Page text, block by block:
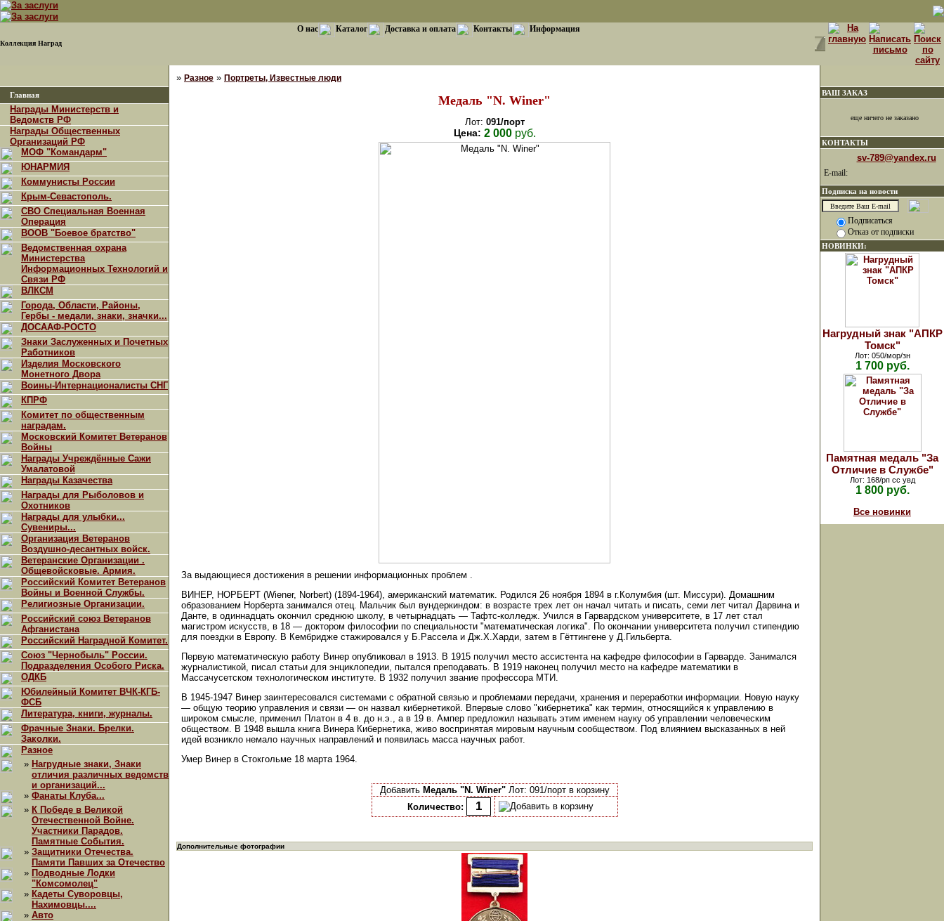
Коллекция Наград
О нас Каталог Доставка и оплата Контакты Информация
Главная
Награды Министерств и
Ведомств РФ
Награды Общественных
Организаций РФ
МОФ "Командарм"
ЮНАРМИЯ
Коммунисты России
Крым-Севастополь.
СВО Специальная Военная
Операция
ВООВ "Боевое братство"
Ведомственная охрана
Министерства
Информационных Технологий и
Связи РФ
ВЛКСМ
Города, Области, Районы,
Гербы - медали, знаки, значки...
ДОСААФ-РОСТО
Знаки Заслуженных и Почетных
Работников
Изделия Московского
Монетного Двора
Воины-Интернационалисты СНГ
КПРФ
Комитет по общественным
наградам.
Московский Комитет Ветеранов
Войны
Награды Учреждённые Сажи
Умалатовой
Награды Казачества
Награды для Рыболовов и
Охотников
Награды для улыбки...
Сувениры...
Организация Ветеранов
Воздушно-десантных войск.
Ветеранские Организации .
Общевойсковые. Армия.
Российский Комитет Ветеранов
Войны и Военной Службы.
Религиозные Организации.
Российский союз Ветеранов
Афганистана
Российский Наградной Комитет.
Союз "Чернобыль" России.
Подразделения Особого Риска.
ОДКБ
Юбилейный Комитет ВЧК-КГБ-
ФСБ
Литература, книги, журналы.
Фрачные Знаки. Брелки.
Заколки.
Разное
» Нагрудные знаки, Знаки
отличия различных ведомств
и организаций...
» Фанаты Клуба...
» К Победе в Великой
Отечественной Войне.
Участники Парадов.
Памятные События.
» Защитники Отечества.
Памяти Павших за Отечество
» Подводные Лодки
"Комсомолец"
» Кадеты Суворовцы,
Нахимовцы....
» Авто
» Разное » Портреты, Известные люди
Медаль "N. Winer"
Лот: 091/порт
Цена: 2 000руб.
За выдающиеся достижения в решении информационных проблем .
ВИНЕР, НОРБЕРТ (Wiener, Norbert) (1894-1964), американский математик. Родился 26 ноября 1894 в г.Колумбия (шт. Миссури). Домашним
образованием Норберта занимался отец. Мальчик был вундеркиндом: в возрасте трех лет он начал читать и писать, семи лет читал Дарвина и
Данте, в одиннадцать окончил среднюю школу, в четырнадцать — Тафтс-колледж. Учился в Гарвардском университете, в 17 лет стал
магистром искусств, в 18 — доктором философии по специальности "математическая логика". По окончании университета получил стипендию
для поездки в Европу. В Кембридже стажировался у Б.Рассела и Дж.Х.Харди, затем в Гёттингене у Д.Гильберта.
Первую математическую работу Винер опубликовал в 1913. В 1915 получил место ассистента на кафедре философии в Гарварде. Занимался
журналистикой, писал статьи для энциклопедии, пытался преподавать. В 1919 наконец получил место на кафедре математики в
Массачусетском технологическом институте. В 1932 получил звание профессора МТИ.
В 1945-1947 Винер заинтересовался системами с обратной связью и проблемами передачи, хранения и переработки информации. Новую науку
— общую теорию управления и связи — он назвал кибернетикой. Впервые слово "кибернетика" как термин, относящийся к управлению в
широком смысле, применил Платон в 4 в. до н.э., а в 19 в. Ампер предложил называть этим именем науку об управлении человеческим
обществом. В 1948 вышла книга Винера Кибернетика, живо воспринятая мировым научным сообществом. Под влиянием высказанных в ней
идей возникло немало научных направлений и появилась масса научных работ.
Умер Винер в Стокгольме 18 марта 1964.
Добавить Медаль "N. Winer"Лот: 091/порт в корзину
Количество:
Дополнительные фотографии
ВАШ ЗАКАЗ
еще ничего не заказано
КОНТАКТЫ
sv-789@yandex.ru
E-mail:
Подписка на новости
Подписаться
Отказ от подписки
НОВИНКИ:
Нагрудный знак "АПКР
Томск"
Лот: 050/мор/зн
1 700 руб.
Памятная медаль "За
Отличие в Службе"
Лот: 168/рп сс увд
1 800 руб.
Все новинки